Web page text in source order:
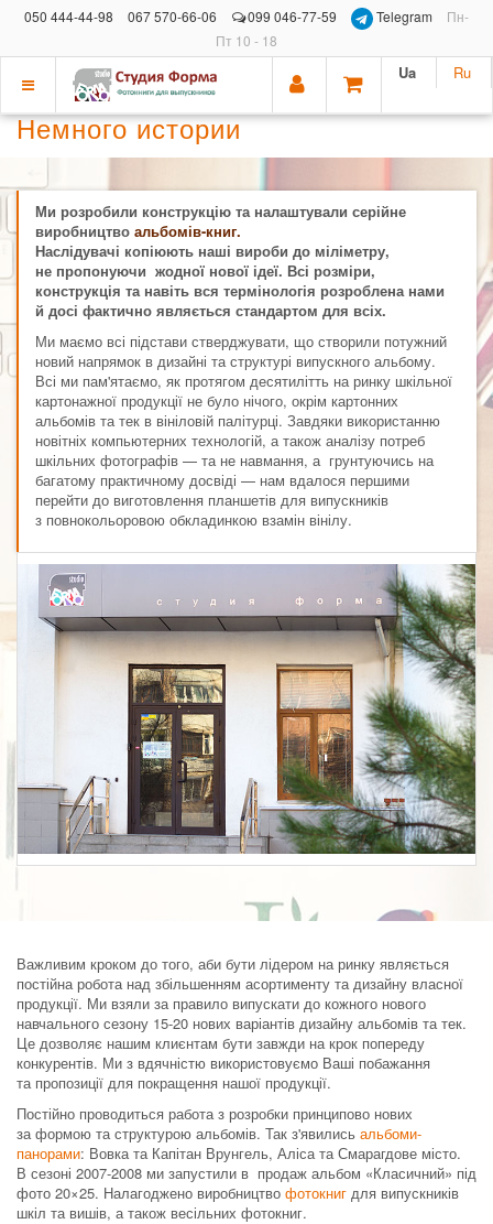
050 444-44-98 067 570-66-06 099 046-77-59 Telegram
Пн-
Пт 10 - 18
Показать
меню
Ua Ru
Немного истории
Ми розробили конструкцію та налаштували серійне
виробництво альбомів-книг.
Наслідувачі копіюють наші вироби до міліметру,
не пропонуючи жодної нової ідеї. Всі розміри,
конструкція та навіть вся термінологія розроблена нами
й досі фактично являється стандартом для всіх.
Ми маємо всі підстави стверджувати, що створили потужний
новий напрямок в дизайні та структурі випускного альбому.
Всі ми пам'ятаємо, як протягом десятилітть на ринку шкільної
картонажної продукції не було нічого, окрім картонних
альбомів та тек в вініловій палітурці. Завдяки використанню
новітніх компьютерних технологій, а також аналізу потреб
шкільних фотографів — та не навмання, а грунтуючись на
багатому практичному досвіді — нам вдалося першими
перейти до виготовлення планшетів для випускників
з повнокольоровою обкладинкою взамін вінілу.
Важливим кроком до того, аби бути лідером на ринку являється
постійна робота над збільшенням асортименту та дизайну власної
продукції. Ми взяли за правило випускати до кожного нового
навчального сезону 15-20 нових варіантів дизайну альбомів та тек.
Це дозволяє нашим клиєнтам бути завжди на крок попереду
конкурентів. Ми з вдячністю використовуємо Ваші побажання
та пропозиції для покращення нашої продукції.
Постійно проводиться работа з розробки принципово нових
за формою та структурою альбомів. Так з'явились альбоми-
панорами: Вовка та Капітан Врунгель, Аліса та Смарагдове місто.
В сезоні 2007-2008 ми запустили в продаж альбом «Класичний» під
фото 20×25. Налагоджено виробництво фотокниг для випускників
шкіл та вишів, а також весільних фотокниг.